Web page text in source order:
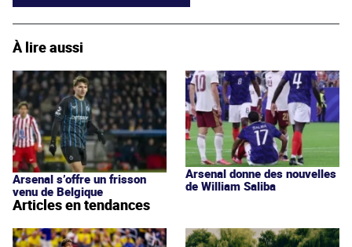
À lire aussi
Arsenal s’offre un frisson
venu de Belgique
Arsenal donne des nouvelles
de William Saliba
Articles en tendances